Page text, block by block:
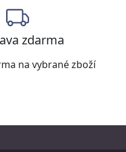
zdarma
na vybrané zboží